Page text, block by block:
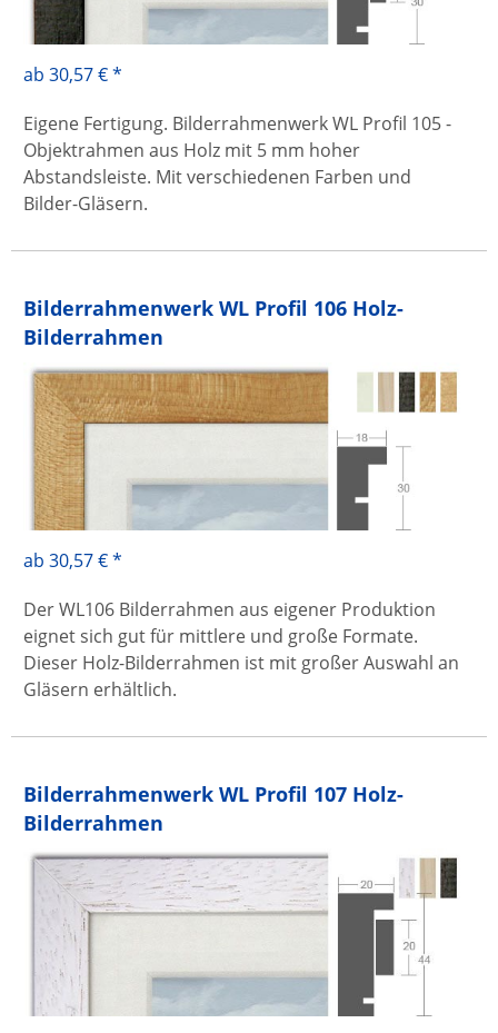
ab 30,57 € *
Eigene Fertigung. Bilderrahmenwerk WL Profil 105 -
Objektrahmen aus Holz mit 5 mm hoher
Abstandsleiste. Mit verschiedenen Farben und
Bilder-Gläsern.
Bilderrahmenwerk WL Profil 106 Holz-
Bilderrahmen
ab 30,57 € *
Der WL106 Bilderrahmen aus eigener Produktion
eignet sich gut für mittlere und große Formate.
Dieser Holz-Bilderrahmen ist mit großer Auswahl an
Gläsern erhältlich.
Bilderrahmenwerk WL Profil 107 Holz-
Bilderrahmen